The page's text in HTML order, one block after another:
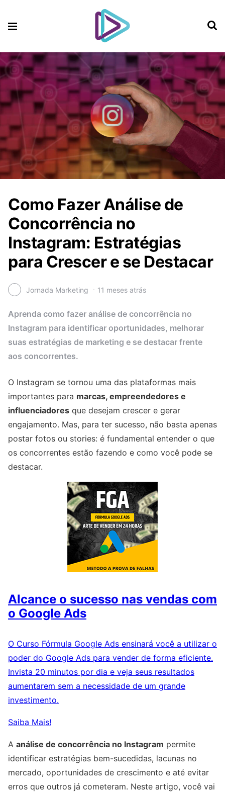
Como Fazer Análise de
Concorrência no
Instagram: Estratégias
para Crescer e se Destacar
Jornada Marketing 11 meses atrás
Aprenda como fazer análise de concorrência no
Instagram para identificar oportunidades, melhorar
suas estratégias de marketing e se destacar frente
aos concorrentes.
O Instagram se tornou uma das plataformas mais
importantes para marcas, empreendedores e
influenciadores que desejam crescer e gerar
engajamento. Mas, para ter sucesso, não basta apenas
postar fotos ou stories: é fundamental entender o que
os concorrentes estão fazendo e como você pode se
destacar.
Alcance o sucesso nas vendas com
o Google Ads
O Curso Fórmula Google Ads ensinará você a utilizar o
poder do Google Ads para vender de forma eficiente.
Invista 20 minutos por dia e veja seus resultados
aumentarem sem a necessidade de um grande
investimento.
Saiba Mais!
A análise de concorrência no Instagram permite
identificar estratégias bem-sucedidas, lacunas no
mercado, oportunidades de crescimento e até evitar
erros que outros já cometeram. Neste artigo, você vai